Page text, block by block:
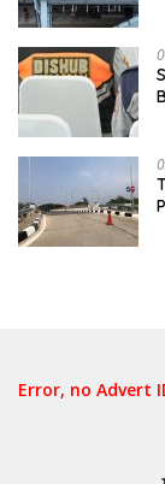
Error, no Advert